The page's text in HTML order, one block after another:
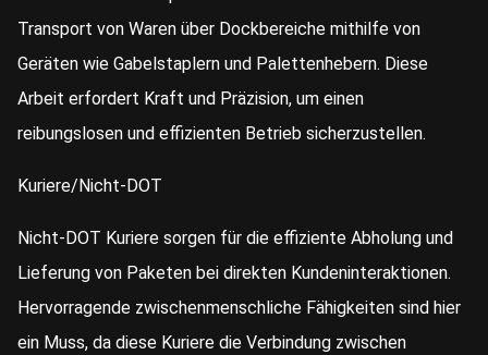
Transport von Waren über Dockbereiche mithilfe von
Geräten wie Gabelstaplern und Palettenhebern. Diese
Arbeit erfordert Kraft und Präzision, um einen
reibungslosen und effizienten Betrieb sicherzustellen.
Kuriere/Nicht-DOT
Nicht-DOT Kuriere sorgen für die effiziente Abholung und
Lieferung von Paketen bei direkten Kundeninteraktionen.
Hervorragende zwischenmenschliche Fähigkeiten sind hier
ein Muss, da diese Kuriere die Verbindung zwischen